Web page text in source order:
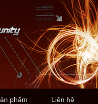
phẩm Liên hệ